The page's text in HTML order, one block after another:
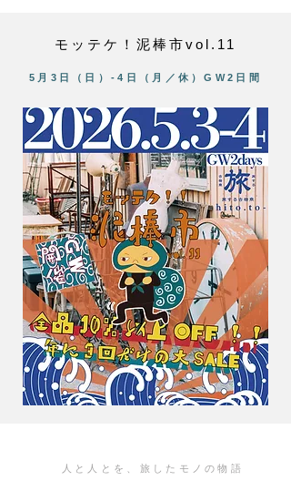
モッテケ！泥棒市vol.11
5月3 日（日 ）-4日（月／休）GW2日間
人と人とを、旅したモノの物語